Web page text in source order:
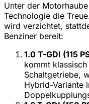
Unter der
Technologie die
wird verzichtet,
Benziner bereit:
1.0 T-GDI (115
kommt
Schaltgetriebe,
Hybrid-Variante